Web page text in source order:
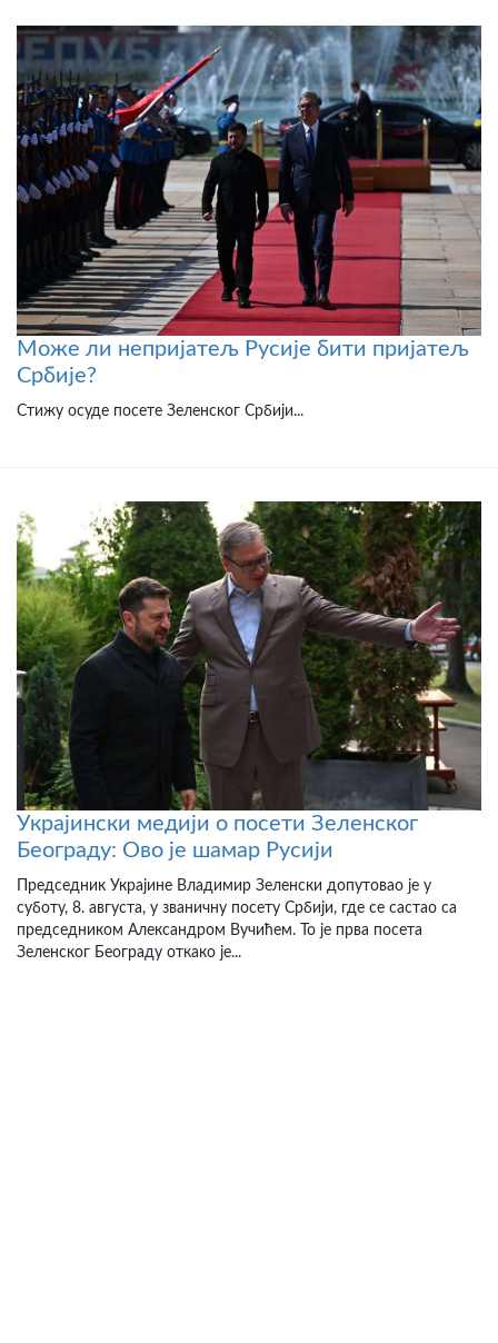
Може ли непријатељ Русије бити пријатељ
Србије?
Стижу осуде посете Зеленског Србији...
Украјински медији о посети Зеленског
Београду: Ово је шамар Русији
Председник Украјине Владимир Зеленски допутовао је у
суботу, 8. августа, у званичну посету Србији, где се састао са
председником Александром Вучићем. То је прва посета
Зеленског Београду откако је...